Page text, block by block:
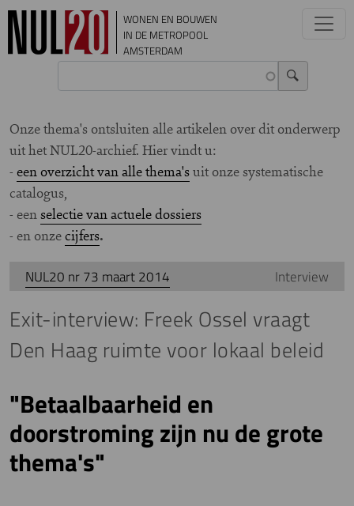
Overslaan en naar de inhoud gaan
WONEN EN BOUWEN
IN DE METROPOOL
AMSTERDAM
NUL20 nr 73 maart 2014 Interview
Exit-interview: Freek Ossel vraagt
Den Haag ruimte voor lokaal beleid
"Betaalbaarheid en
doorstroming zijn nu de grote
thema's"
Onze thema's ontsluiten alle artikelen over dit onderwerp
uit het NUL20-archief. Hier vindt u:
- een overzicht van alle thema'suit onze systematische
catalogus,
- eenselectie van actuele dossiers
- en onzecijfers.